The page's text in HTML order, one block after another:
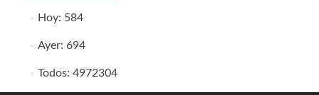
Hoy: 584
Ayer: 694
Todos: 4972304